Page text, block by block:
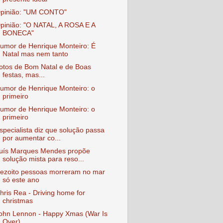
"UM CONTO"
"O NATAL, A ROSA E A
BONECA"
de Henrique Monteiro: É
Natal mas nem tanto
de Bom Natal e de Boas
festas, mas...
de Henrique Monteiro: o
primeiro
de Henrique Monteiro: o
primeiro
diz que solução passa
por aumentar co...
Marques Mendes propõe
solução mista para reso...
pessoas morreram no mar
só este ano
Rea - Driving home for
christmas
Lennon - Happy Xmas (War Is